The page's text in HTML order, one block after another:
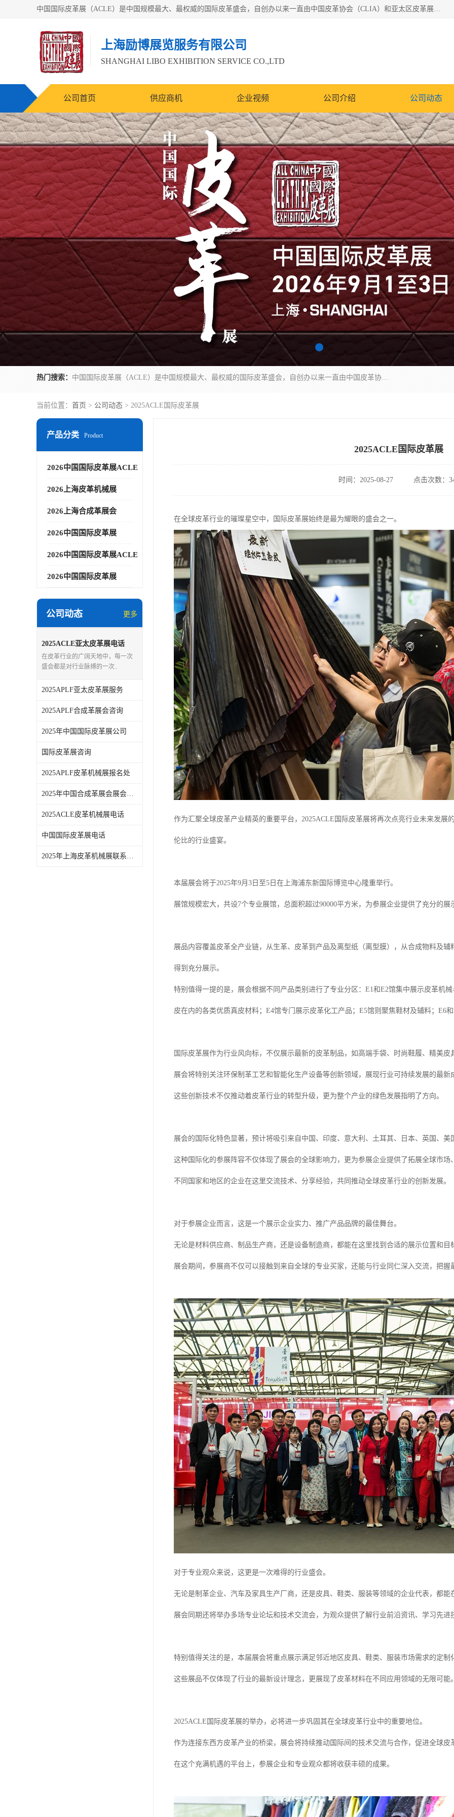
中国国际皮革展（ACLE）是中国规模最大、最权威的国际皮革盛会，自创办以来一直由中国皮革协会（CLIA）和亚太区皮革展有限公司（APLF）共同举办
上海励博展览服务有限公司
SHANGHAI LIBO EXHIBITION SERVICE CO.,LTD
公司首页 供应商机 企业视频 公司介绍 公司动态
热门搜索： 中国国际皮革展（ACLE）是中国规模最大、最权威的国际皮革盛会，自创办以来一直由中国皮革协会（CLIA）和亚太区皮革展有限公司（APLF）共同举办
当前位置： 首页 > 公司动态 > 2025ACLE国际皮革展
产品分类 Product
2026中国国际皮革展ACLE
2026上海皮革机械展
2026上海合成革展会
2026中国国际皮革展
2026中国国际皮革展ACLE
2026中国国际皮革展
公司动态 更多
2025ACLE亚太皮革展电话
在皮革行业的广阔天地中，每一次
盛会都是对行业脉搏的一次..
2025APLF亚太皮革展服务
2025APLF合成革展会咨询
2025年中国国际皮革展公司
国际皮革展咨询
2025APLF皮革机械展报名处
2025年中国合成革展会展会时间
2025ACLE皮革机械展电话
中国国际皮革展电话
2025年上海皮革机械展联系方式
2025ACLE国际皮革展
时间：2025-08-27 点击次数：
在全球皮革行业的璀璨星空中，国际皮革展始终是最为耀眼的盛会之一。
作为汇聚全球皮革产业精英的重要平台，2025ACLE国际皮革展将再次点亮行业未来发展
伦比的行业盛宴。
本届展会将于2025年9月3日至5日在上海浦东新国际博览中心隆重举行。
展馆规模宏大，共设7个专业展馆，总面积超过90000平方米，为参展企业提供了充分的
展品内容覆盖皮革全产业链，从生革、皮革到产品及离型纸（离型膜），从合成物料及
得到充分展示。
特别值得一提的是，展会根据不同产品类别进行了专业分区：E1和E2馆集中展示皮革机
皮在内的各类优质真皮材料；E4馆专门展示皮革化工产品；E5馆则聚焦鞋材及辅料；E6
国际皮革展作为行业风向标，不仅展示最新的皮革制品，如高端手袋、时尚鞋履、精美
展会将特别关注环保制革工艺和智能化生产设备等创新领域，展现行业可持续发展的最新
这些创新技术不仅推动着皮革行业的转型升级，更为整个产业的绿色发展指明了方向。
展会的国际化特色显著，预计将吸引来自中国、印度、意大利、土耳其、日本、英国、
这种国际化的参展阵容不仅体现了展会的全球影响力，更为参展企业提供了拓展全球市场
不同国家和地区的企业在这里交流技术、分享经验，共同推动全球皮革行业的创新发展。
对于参展企业而言，这是一个展示企业实力、推广产品品牌的最佳舞台。
无论是材料供应商、制品生产商，还是设备制造商，都能在这里找到合适的展示位置和目
展会期间，参展商不仅可以接触到来自全球的专业买家，还能与行业同仁深入交流，把握
对于专业观众来说，这更是一次难得的行业盛会。
无论是制革企业、汽车及家具生产厂商，还是皮具、鞋类、服装等领域的企业代表，都能
展会同期还将举办多场专业论坛和技术交流会，为观众提供了解行业前沿资讯、学习先进
特别值得关注的是，本届展会将重点展示满足邻近地区皮具、鞋类、服装市场需求的定
这些展品不仅体现了行业的最新设计理念，更展现了皮革材料在不同应用领域的无限可能
2025ACLE国际皮革展的举办，必将进一步巩固其在全球皮革行业中的重要地位。
作为连接东西方皮革产业的桥梁，展会将持续推动国际间的技术交流与合作，促进全球皮
在这个充满机遇的平台上，参展企业和专业观众都将收获丰硕的成果。